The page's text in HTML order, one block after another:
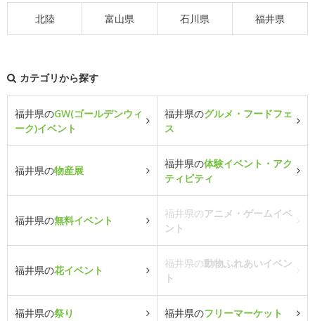
北陸 富山県 石川県 福井県
カテゴリから探す
福井県のGW(ゴールデンウィ
ーク)イベント
福井県のグルメ・フードフェ
ス
福井県の物産展
福井県の体験イベント・アク
ティビティ
福井県の無料イベント
福井県のアニメ・ゲームイベ
ント
福井県の花イベント
福井県の動物ふれあいイベン
ト
福井県の祭り 福井県のフリーマーケット